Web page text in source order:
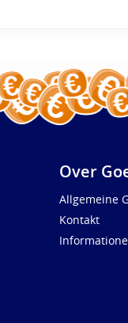
Over
Allgemeine
Kontakt